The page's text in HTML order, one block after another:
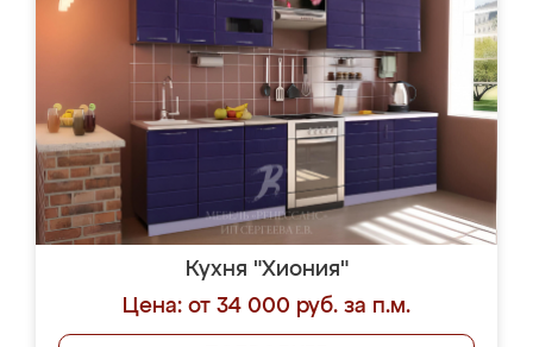
Кухня "Хиония"
Цена: от 34 000 руб. за п.м.